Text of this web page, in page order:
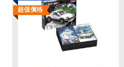
超值價格